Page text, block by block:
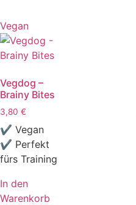
Vegan
Vegdog –
Brainy Bites
3,80 €
✔ Vegan
✔ Perfekt
fürs Training
In den
Warenkorb